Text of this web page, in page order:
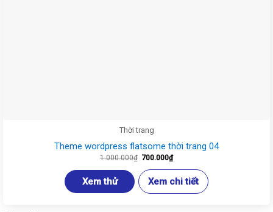
Thời trang
Theme wordpress flatsome thời trang 04
1.000.000₫ Giá
là:
1.000.000₫.
700.000₫Giá
hiện
tại
là:
700.000₫.
Xem thử Xem chi tiết